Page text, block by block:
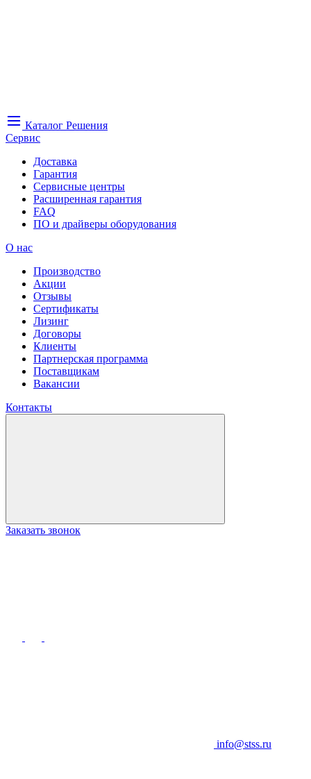
Каталог Решения
Сервис
Доставка
Гарантия
Сервисные центры
Расширенная гарантия
FAQ
ПО и драйверы оборудования
О нас
Производство
Акции
Отзывы
Сертификаты
Лизинг
Договоры
Клиенты
Партнерская программа
Поставщикам
Вакансии
Контакты
Заказать звонок
info@stss.ru